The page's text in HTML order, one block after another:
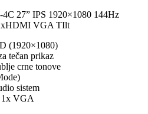
27” IPS 1920×1080 144Hz
VGA TIlt
(1920×1080)
tečan prikaz
crne tonove
sistem
VGA